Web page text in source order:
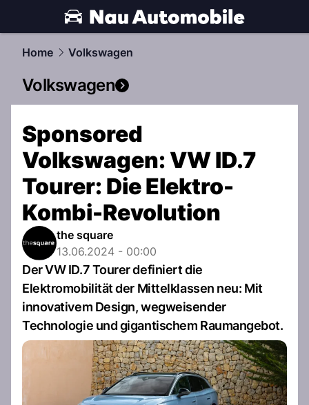
automobile.NAU.ch
Home Volkswagen
Volkswagen
Sponsored
Volkswagen: VW ID.7
Tourer: Die Elektro-
Kombi-Revolution
the square
13.06.2024 - 00:00
Der VW ID.7 Tourer definiert die
Elektromobilität der Mittelklassen neu: Mit
innovativem Design, wegweisender
Technologie und gigantischem Raumangebot.